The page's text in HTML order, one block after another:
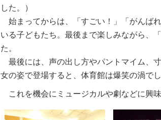
した。）
始まってからは、「すごい！」「がんば
いる子どもたち。最後まで楽しみながら
た。
最後には、声の出し方やパントマイム、
女の姿で登場すると、体育館は爆笑の渦でし
これを機会にミュージカルや劇などに興